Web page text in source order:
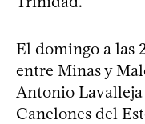
El domingo a las
entre Minas y
Antonio
Canelones del